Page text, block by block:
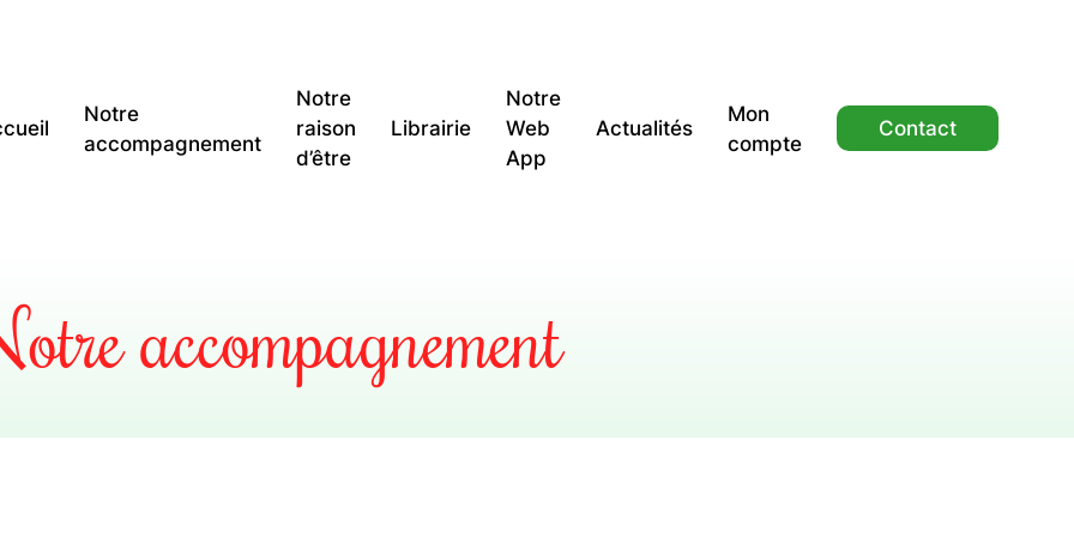
Notre
accompagnement
Notre
raison
d’être
Librairie
Notre
Web
App
Actualités
Mon
compte
Contact
accompagnement